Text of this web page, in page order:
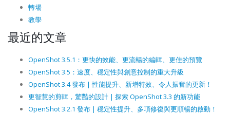
轉場
教學
最近的文章
OpenShot 3.5.1：更快的效能、更流暢的編輯、更佳的預覽
OpenShot 3.5：速度、穩定性與創意控制的重大升級
OpenShot 3.4 發布 | 性能提升、新增特效、令人振奮的更新！
更智慧的剪輯，驚豔的設計 | 探索 OpenShot 3.3 的新功能
OpenShot 3.2.1 發布 | 穩定性提升、多項修復與更順暢的啟動！